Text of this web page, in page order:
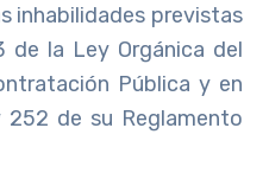
inhabilidades previstas
la Ley Orgánica del
Pública y en
de su Reglamento